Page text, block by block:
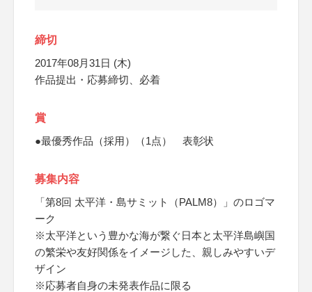
締切
2017年08月31日 (木)
作品提出・応募締切、必着
賞
●最優秀作品（採用）（1点） 表彰状
募集内容
「第8回 太平洋・島サミット（PALM8）」のロゴマ
ーク
※太平洋という豊かな海が繋ぐ日本と太平洋島嶼国
の繁栄や友好関係をイメージした、親しみやすいデ
ザイン
※応募者自身の未発表作品に限る